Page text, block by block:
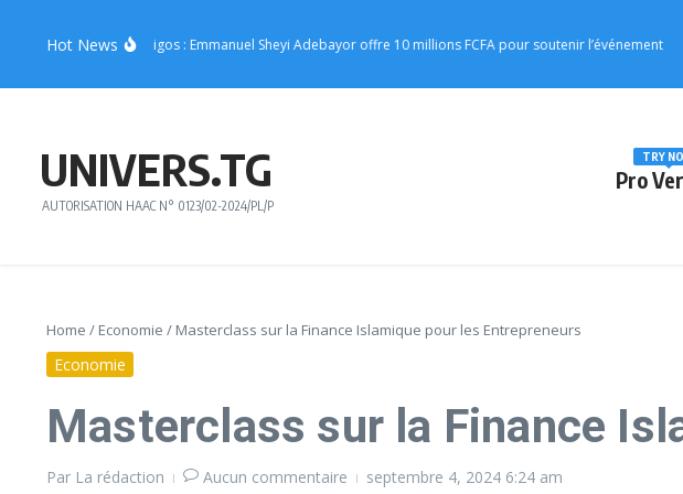
Hot News
de Joachin Migos : Emmanuel Sheyi Adebayor offre 10 millions FCFA pour soutenir l’événement Foire
UNIVERS.TG
AUTORISATION HAAC N° 0123/02-2024/PL/P
Pro
TRY
Home / Economie / Masterclass sur la Finance Islamique pour les Entrepreneurs
Economie
Masterclass sur la Finance
Par La rédaction Aucun commentaire septembre 4, 2024 6:24 am